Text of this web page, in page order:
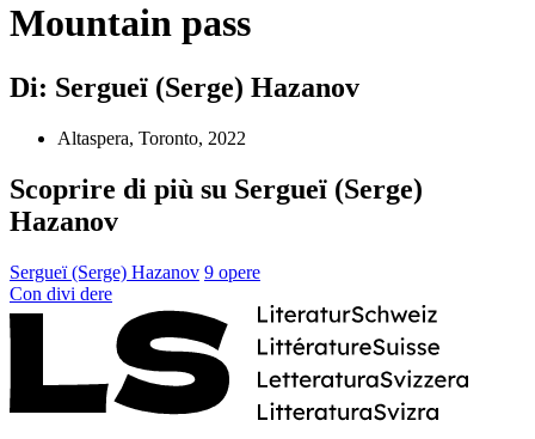
Mountain pass
Di: Sergueï (Serge) Hazanov
Altaspera, Toronto, 2022
Scoprire di più su Sergueï (Serge)
Hazanov
Sergueï (Serge) Hazanov 9 opere
Con divi dere